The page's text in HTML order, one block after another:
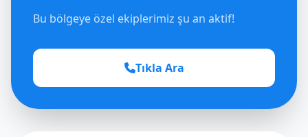
Bu bölgeye özel ekiplerimiz şu an aktif!
Tıkla Ara